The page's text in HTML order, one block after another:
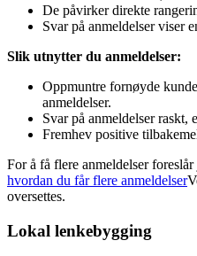
De påvirker direkte
Svar på anmeldelser viser
Slik utnytter du anmeldelser:
Oppmuntre fornøyde
anmeldelser.
Svar på anmeldelser raskt,
Fremhev positive
For å få flere anmeldelser
hvordan du får flere anmeldelser
oversettes.
Lokal lenkebygging